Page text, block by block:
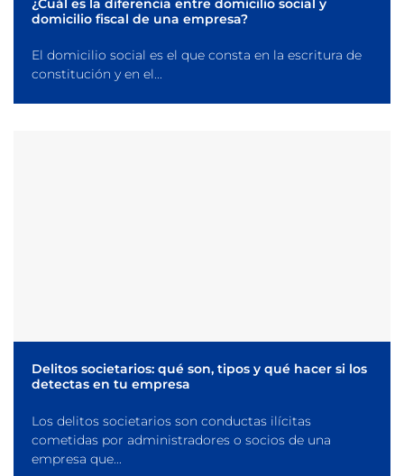
¿Cuál es la diferencia entre domicilio social y
domicilio fiscal de una empresa?
El domicilio social es el que consta en la escritura de
constitución y en el...
Delitos societarios: qué son, tipos y qué hacer si los
detectas en tu empresa
Los delitos societarios son conductas ilícitas
cometidas por administradores o socios de una
empresa que...